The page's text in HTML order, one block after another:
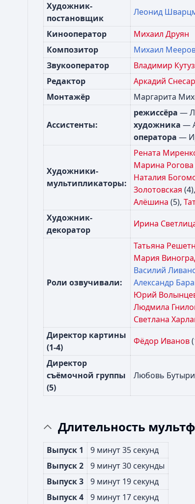
Художник-
постановщик
Леонид
Кинооператор
Михаил Друян
Композитор
Михаил
Звукооператор
Владимир
Редактор
Аркадий
Монтажёр
Маргарита
Ассистенты:
режиссёра —
художника —
оператора —
Художники-
мультипликаторы:
Рената
Марина Рогова
Наталия
Золотовская
Алёшина (5),
Художник-
декоратор
Ирина
Роли озвучивали:
Татьяна
Мария
Василий
Александр
Юрий
Людмила
Светлана
Директор картины
(1-4)
Фёдор Иванов
Директор
съёмочной группы
(5)
Любовь
Длительность
Выпуск 1
9 минут 35 секунд
Выпуск 2
9 минут 30 секунды
Выпуск 3
9 минут 19 секунд
Выпуск 4
9 минут 17 секунд